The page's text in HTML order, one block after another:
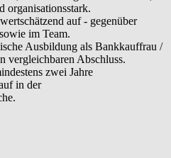
organisationsstark.
auf - gegenüber
im Team.
Ausbildung als Bankkauffrau /
vergleichbaren Abschluss.
zwei Jahre
in der